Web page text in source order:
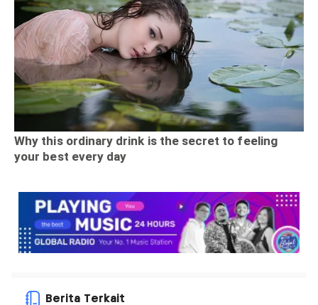
Berita Terkait